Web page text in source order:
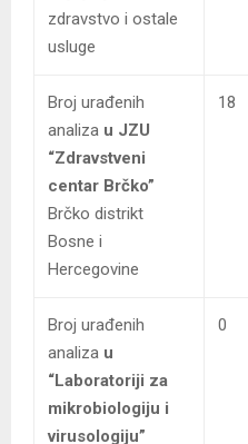
zdravstvo i ostale
usluge
Broj urađenih
analiza u JZU
“Zdravstveni
centar Brčko”
Brčko distrikt
Bosne i
Hercegovine
18
Broj urađenih
analiza u
“Laboratoriji za
mikrobiologiju i
virusologiju”
0